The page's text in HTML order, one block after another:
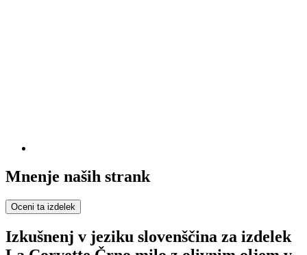
Mnenje naših strank
Oceni ta izdelek
Izkušnenj v jeziku slovenščina za izdelek